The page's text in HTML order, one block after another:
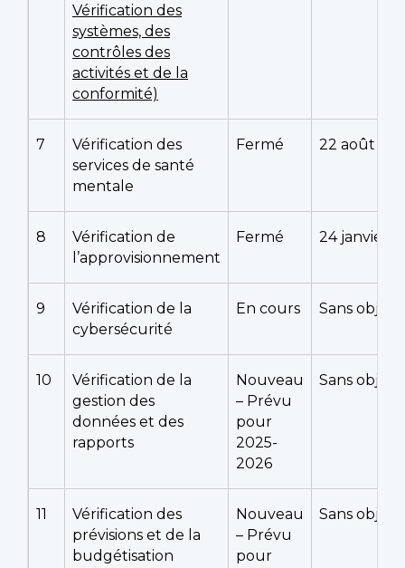
Vérification des
systèmes, des
contrôles des
activités et de la
conformité)
7
Vérification des
services de santé
mentale
Fermé 22 août
8
Vérification de
l’approvisionnement
Fermé 24 janvier
9
Vérification de la
cybersécurité
En cours Sans objet
10
Vérification de la
gestion des
données et des
rapports
Nouveau
– Prévu
pour
2025-
2026
Sans objet
11
Vérification des
prévisions et de la
budgétisation
Nouveau
– Prévu
pour
Sans objet